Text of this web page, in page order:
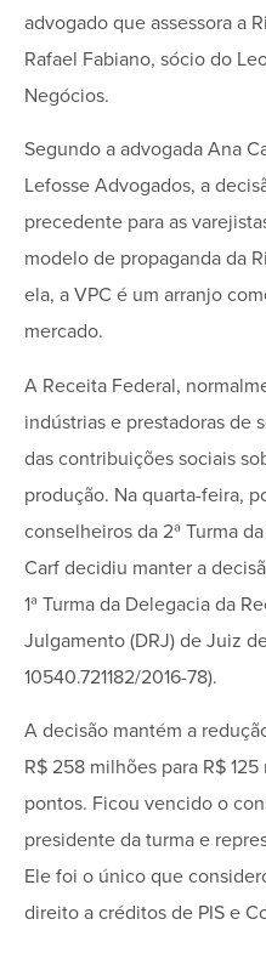
advogado que assessora a
Rafael Fabiano, sócio do
Negócios.
Segundo a advogada Ana
Lefosse Advogados, a
precedente para as
modelo de propaganda da
ela, a VPC é um arranjo
mercado.
A Receita Federal,
indústrias e prestadoras de
das contribuições sociais
produção. Na quarta-feira,
conselheiros da 2ª Turma
Carf decidiu manter a
1ª Turma da Delegacia da
Julgamento (DRJ) de Juiz
10540.721182/2016-78).
A decisão mantém a
R$ 258 milhões para R$
pontos. Ficou vencido o
presidente da turma e
Ele foi o único que
direito a créditos de PIS e